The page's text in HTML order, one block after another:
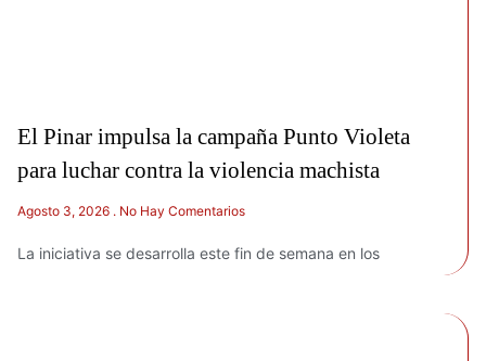
El Pinar impulsa la campaña Punto Violeta
para luchar contra la violencia machista
Agosto 3, 2026 No Hay Comentarios
La iniciativa se desarrolla este fin de semana en los